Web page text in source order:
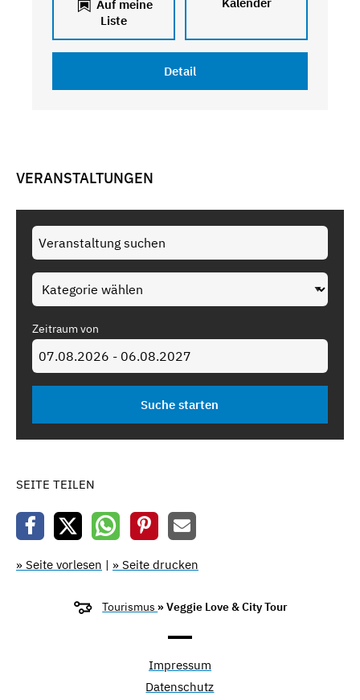
Auf meine
Liste
Kalender
Detail
VERANSTALTUNGEN
Zeitraum von
SEITE TEILEN
» Seite vorlesen | » Seite drucken
Tourismus » Veggie Love & City Tour
Impressum
Datenschutz